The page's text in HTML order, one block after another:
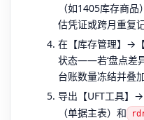
（如1405库存商
估凭证或跨月重复
在【库存管理】→
状态——若‘盘点差
台账数量冻结并叠
导出【UFT工具】
（单据主表）和